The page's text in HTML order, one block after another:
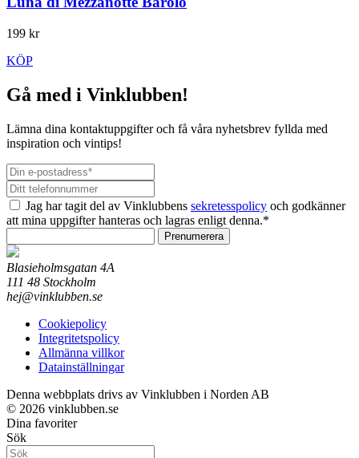
199 kr
KÖP
Gå med i Vinklubben!
Lämna dina kontaktuppgifter och få våra nyhetsbrev fyllda med
inspiration och vintips!
Jag har tagit del av Vinklubbens sekretesspolicy och godkänner
att mina uppgifter hanteras och lagras enligt denna.*
Prenumerera
Blasieholmsgatan 4A
111 48 Stockholm
hej@vinklubben.se
Cookiepolicy
Integritetspolicy
Allmänna villkor
Datainställningar
Denna webbplats drivs av Vinklubben i Norden AB
© 2026 vinklubben.se
Dina favoriter
Sök